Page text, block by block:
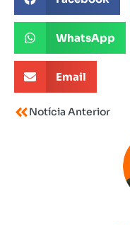
WhatsApp
Email
Notícia Anterior